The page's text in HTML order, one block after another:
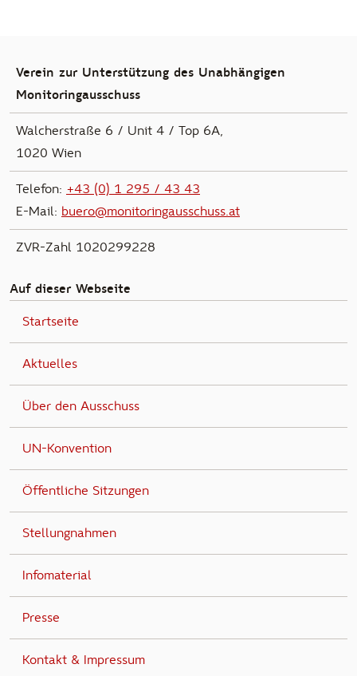
Verein zur Unterstützung des Unabhängigen
Monitoringausschuss
Walcherstraße 6 / Unit 4 / Top 6A,
1020 Wien
Telefon: +43 (0) 1 295 / 43 43
E-Mail: buero@monitoringausschuss.at
ZVR-Zahl 1020299228
Auf dieser Webseite
Startseite
Aktuelles
Über den Ausschuss
UN-Konvention
Öffentliche Sitzungen
Stellungnahmen
Infomaterial
Presse
Kontakt & Impressum